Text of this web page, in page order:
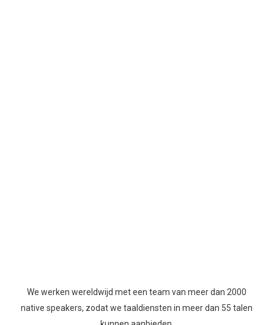
We werken wereldwijd met een team van meer dan 2000
native speakers, zodat we taaldiensten in meer dan 55 talen